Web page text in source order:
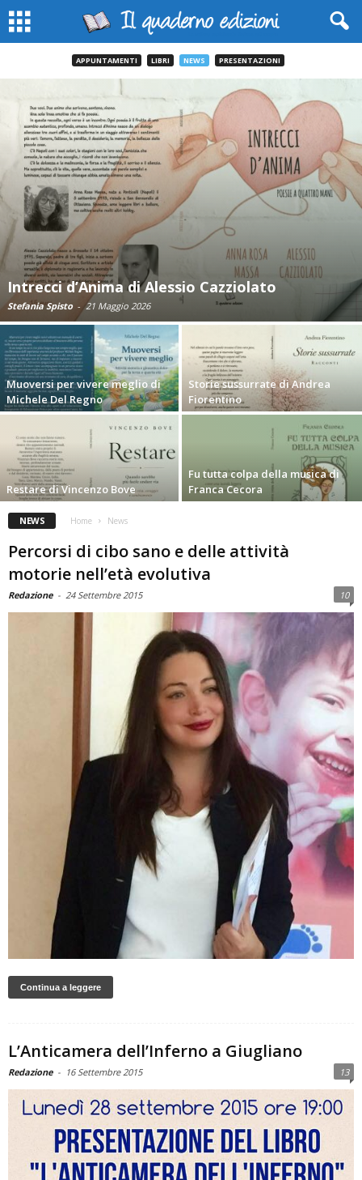
APPUNTAMENTI LIBRI NEWS PRESENTAZIONI
Intrecci d’Anima di Alessio Cazziolato
Stefania Spisto - 21 Maggio 2026
Muoversi per vivere meglio di
Michele Del Regno
Storie sussurrate di Andrea
Fiorentino
Restare di Vincenzo Bove
Fu tutta colpa della musica di
Franca Cecora
NEWS Home News
Percorsi di cibo sano e delle attività
motorie nell’età evolutiva
Redazione - 24 Settembre 2015 10
Continua a leggere
L’Anticamera dell’Inferno a Giugliano
Redazione - 16 Settembre 2015 13